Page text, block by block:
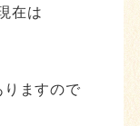
在は
ますので